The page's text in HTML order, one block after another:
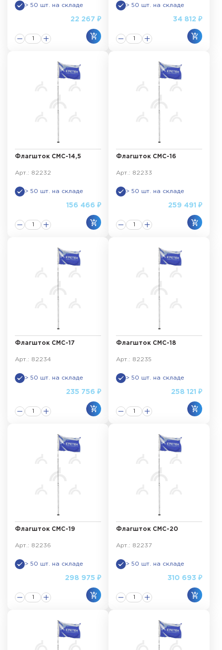
> 50 шт. на складе
22 267 ₽
> 50 шт. на складе
34 812 ₽
Флагшток СМС-14,5
Арт.: 82232
> 50 шт. на складе
156 466 ₽
Флагшток СМС-16
Арт.: 82233
> 50 шт. на складе
259 491 ₽
Флагшток СМС-17
Арт.: 82234
> 50 шт. на складе
235 756 ₽
Флагшток СМС-18
Арт.: 82235
> 50 шт. на складе
258 121 ₽
Флагшток СМС-19
Арт.: 82236
> 50 шт. на складе
298 975 ₽
Флагшток СМС-20
Арт.: 82237
> 50 шт. на складе
310 693 ₽